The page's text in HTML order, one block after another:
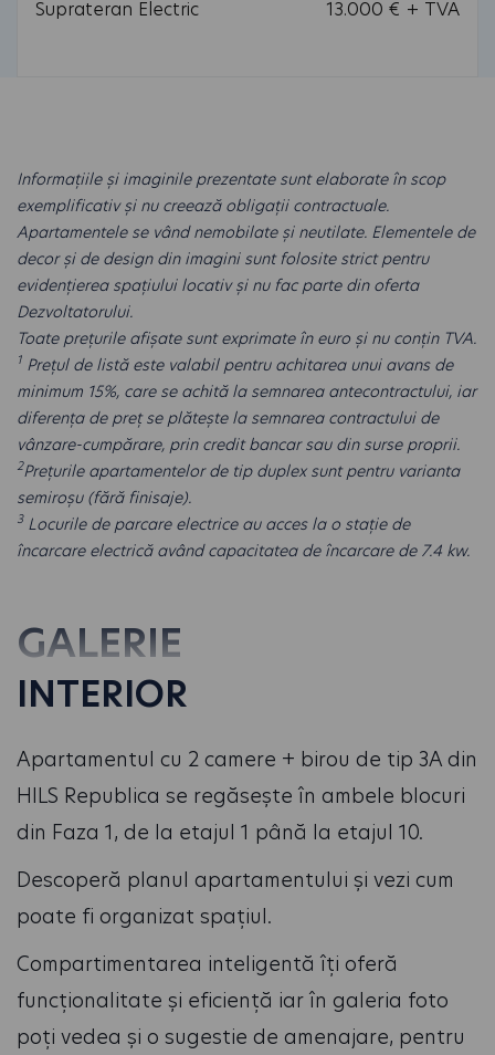
Suprateran Electric 13.000 € + TVA
Informațiile și imaginile prezentate sunt elaborate în scop
exemplificativ și nu creează obligații contractuale.
Apartamentele se vând nemobilate și neutilate. Elementele de
decor și de design din imagini sunt folosite strict pentru
evidențierea spațiului locativ și nu fac parte din oferta
Dezvoltatorului.
Toate prețurile afișate sunt exprimate în euro și nu conțin TVA.
1 Prețul de listă este valabil pentru achitarea unui avans de
minimum 15%, care se achită la semnarea antecontractului, iar
diferența de preț se plătește la semnarea contractului de
vânzare-cumpărare, prin credit bancar sau din surse proprii.
2Prețurile apartamentelor de tip duplex sunt pentru varianta
semiroșu (fără finisaje).
3Locurile de parcare electrice au acces la o stație de
încarcare electrică având capacitatea de încarcare de 7.4 kw.
GALERIE
INTERIOR
Apartamentul cu 2 camere + birou de tip 3A din
HILS Republica se regăsește în ambele blocuri
din Faza 1, de la etajul 1 până la etajul 10.
Descoperă planul apartamentului și vezi cum
poate fi organizat spațiul.
Compartimentarea inteligentă îți oferă
funcționalitate și eficiență iar în galeria foto
poți vedea și o sugestie de amenajare, pentru